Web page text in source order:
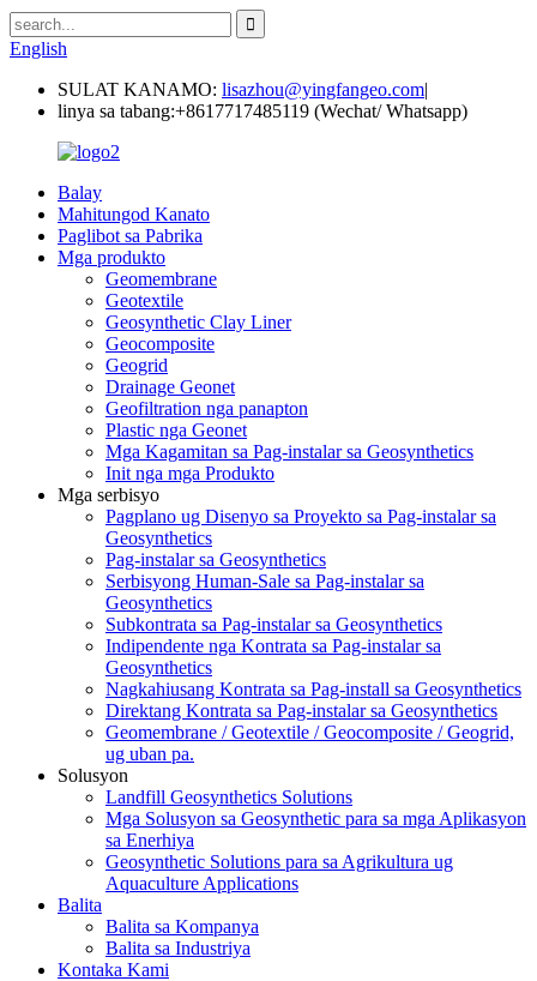
English
SULAT KANAMO: lisazhou@yingfangeo.com|
linya sa tabang:+8617717485119 (Wechat/ Whatsapp)
Balay
Mahitungod Kanato
Paglibot sa Pabrika
Mga produkto
Geomembrane
Geotextile
Geosynthetic Clay Liner
Geocomposite
Geogrid
Drainage Geonet
Geofiltration nga panapton
Plastic nga Geonet
Mga Kagamitan sa Pag-instalar sa Geosynthetics
Init nga mga Produkto
Mga serbisyo
Pagplano ug Disenyo sa Proyekto sa Pag-instalar sa
Geosynthetics
Pag-instalar sa Geosynthetics
Serbisyong Human-Sale sa Pag-instalar sa
Geosynthetics
Subkontrata sa Pag-instalar sa Geosynthetics
Indipendente nga Kontrata sa Pag-instalar sa
Geosynthetics
Nagkahiusang Kontrata sa Pag-install sa Geosynthetics
Direktang Kontrata sa Pag-instalar sa Geosynthetics
Geomembrane / Geotextile / Geocomposite / Geogrid,
ug uban pa.
Solusyon
Landfill Geosynthetics Solutions
Mga Solusyon sa Geosynthetic para sa mga Aplikasyon
sa Enerhiya
Geosynthetic Solutions para sa Agrikultura ug
Aquaculture Applications
Balita
Balita sa Kompanya
Balita sa Industriya
Kontaka Kami